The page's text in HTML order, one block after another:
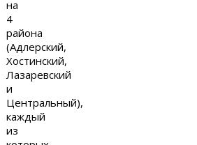
на
4
района
(Адлерский,
Хостинский,
Лазаревский
и
Центральный),
каждый
из